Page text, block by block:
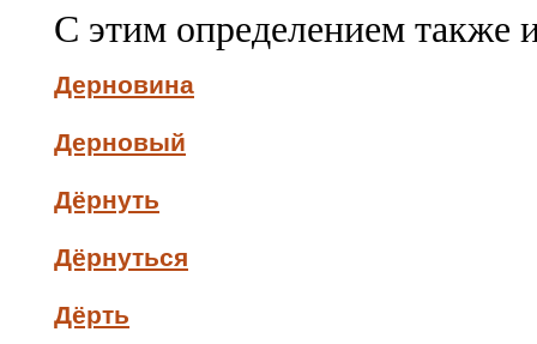
С этим определением также
Дерновина
Дерновый
Дёрнуть
Дёрнуться
Дёрть